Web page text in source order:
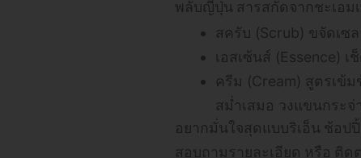
พลับญี่ปุ่น สารสกัดจากชะเอม
สครับ (Scrub) ขจัดเซ
เอสเซ้นส์ (Essence)
ครีม (Cream) สูตรเข้
สม่ำเสมอ วงแขนกระจ่
อยากมั่นใจสุดแบบริเอ็น ช้อป
สอบถามรายละเอียด หรือ ติดต